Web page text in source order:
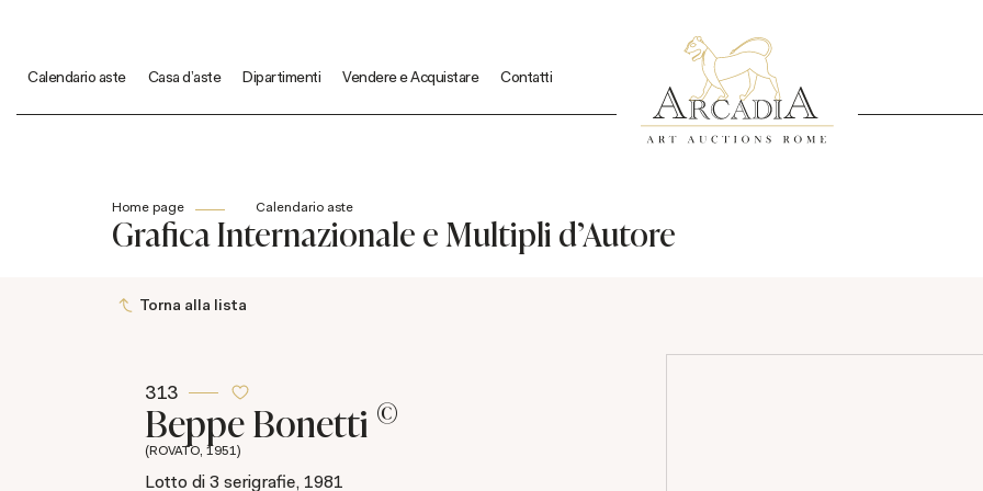
Calendario aste Casa d'aste Dipartimenti Vendere e Acquistare Contatti
Home page Calendario aste
Grafica Internazionale e Multipli d'Autore
Torna alla lista
313
Beppe Bonetti ©
(ROVATO, 1951)
Lotto di 3 serigrafie, 1981